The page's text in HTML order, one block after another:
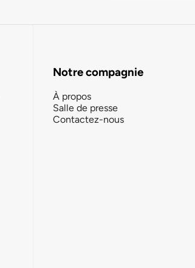
Notre compagnie
À propos
Salle de presse
Contactez-nous